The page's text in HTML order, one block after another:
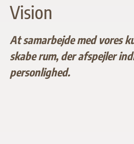
Vision
At samarbejde med vores
skabe rum, der afspejler
personlighed.